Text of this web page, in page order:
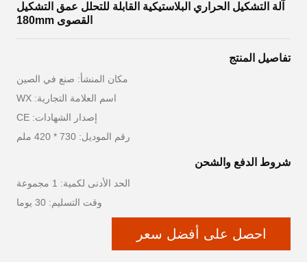
آلة التشكيل الحراري البلاستيكية القابلة للتحلل عمق التشكيل
القصوى 180mm
تفاصيل المنتج
مكان المنشأ: صنع في الصين
اسم العلامة التجارية: WX
إصدار الشهادات: CE
رقم الموديل: 730 * 420 ملم
شروط الدفع والشحن
الحد الأدنى لكمية: 1 مجموعة
وقت التسليم: 30 يوما
احصل على أفضل سعر